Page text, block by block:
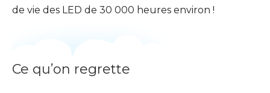
de vie des LED de 30 000 heures environ !
Ce qu’on regrette